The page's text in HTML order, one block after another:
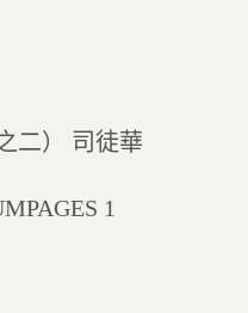
二） 司徒華
1